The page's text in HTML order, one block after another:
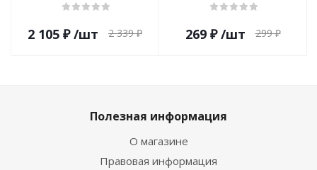
2 105 ₽ /шт 2 339₽ 269₽ /шт 299₽
Полезная информация
О магазине
Правовая информация